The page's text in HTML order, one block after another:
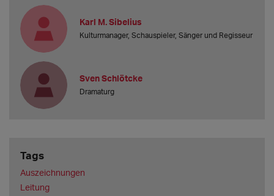
Karl M. Sibelius
Kulturmanager, Schauspieler, Sänger und Regisseur
Sven Schlötcke
Dramaturg
Tags
Auszeichnungen
Leitung